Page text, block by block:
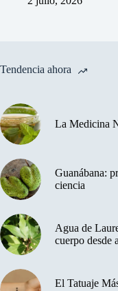
Tendencia ahora
La Medicina
Guanábana:
ciencia
Agua de
cuerpo desde
El Tatuaje